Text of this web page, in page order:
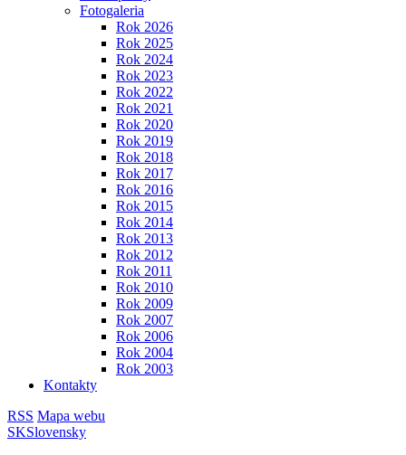
Fotogaleria
Rok 2026
Rok 2025
Rok 2024
Rok 2023
Rok 2022
Rok 2021
Rok 2020
Rok 2019
Rok 2018
Rok 2017
Rok 2016
Rok 2015
Rok 2014
Rok 2013
Rok 2012
Rok 2011
Rok 2010
Rok 2009
Rok 2007
Rok 2006
Rok 2004
Rok 2003
Kontakty
RSS Mapa webu
SKSlovensky